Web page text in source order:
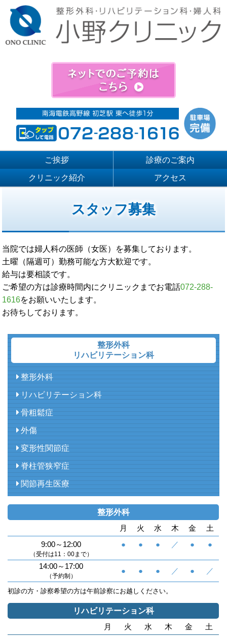
ご挨拶 診療のご案内
クリニック紹介 アクセス
スタッフ募集
当院では婦人科の医師（女医）を募集しております。
土曜（隔週可）勤務可能な方大歓迎です。
給与は要相談です。
ご希望の方は診療時間内にクリニックまでお電話072-288-
1616をお願いいたします。
お待ちしております。
整形外科
リハビリテーション科
整形外科
リハビリテーション科
骨粗鬆症
外傷
変形性関節症
脊柱管狭窄症
関節再生医療
初診の方・診察希望の方は午前診察にお越しください。
整形外科
月
火 水 木 金
土
9:00～12:00
（受付は11：00まで）
● ● ● ／ ● ●
14:00～17:00
（予約制）
● ● ● ／ ● ／
リハビリテーション科
月
火 水 木 金
土